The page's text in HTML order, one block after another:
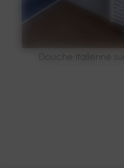
Douche Italienne